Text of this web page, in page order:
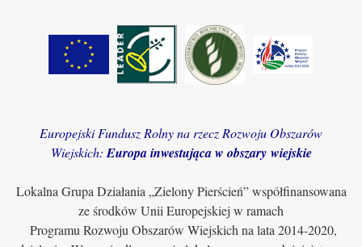
Europejski Fundusz Rolny na rzecz Rozwoju Obszarów
Wiejskich: Europa inwestująca w obszary wiejskie
Lokalna Grupa Działania „Zielony Pierścień” współfinansowana
ze środków Unii Europejskiej w ramach
Programu Rozwoju Obszarów Wiejskich na lata 2014-2020,